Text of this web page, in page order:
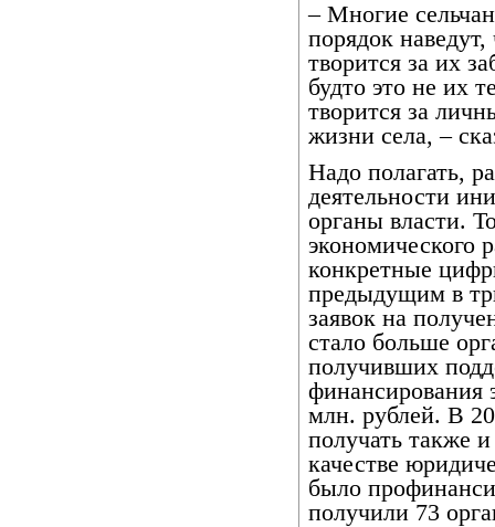
– Многие
порядок
творится за их
будто это не их
творится за
жизни села, –
Надо полагать,
деятельности
органы власти.
экономического
конкретные
предыдущим в
заявок на
стало больше
получивших
финансирования
млн. рублей. В
получать также
качестве
было
получили 73